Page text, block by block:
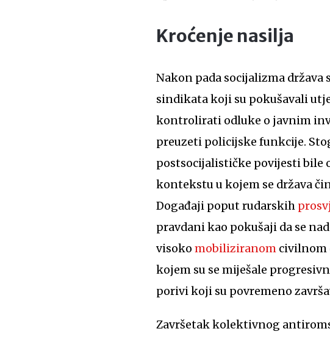
Kroćenje nasilja
Nakon pada socijalizma
sindikata koji su pokušavali
kontrolirati odluke o javnim
preuzeti policijske funkcije.
postsocijalističke povijesti bile
kontekstu u kojem se država
Događaji poput rudarskih
pravdani kao pokušaji da se
visoko mobiliziranom civilnom
kojem su se miješale
porivi koji su povremeno
Završetak kolektivnog